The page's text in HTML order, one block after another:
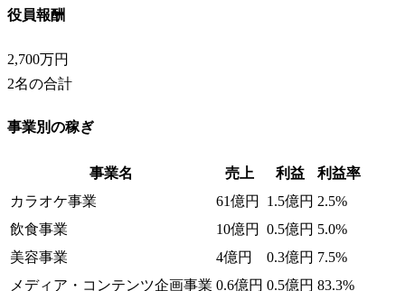
役員報酬
2,700万円
2名の合計
事業別の稼ぎ
事業名 売上 利益
利益率
カラオケ事業
61億円 1.5億円 2.5%
飲食事業
10億円 0.5億円 5.0%
美容事業
4億円 0.3億円 7.5%
メディア・コンテンツ企画事業 0.6億円 0.5億円 83.3%